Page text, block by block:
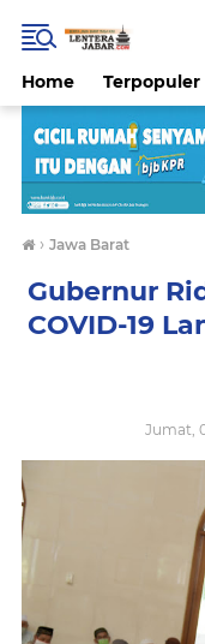
Home Terpopuler
› Jawa Barat
Gubernur
COVID-19
Jumat,